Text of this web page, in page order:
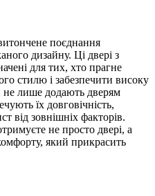
поєднання
дизайну. Ці двері з
для тих, хто прагне
стилю і забезпечити високу
не лише додають дверям
їх довговічність,
від зовнішніх факторів.
не просто двері, а
який прикрасить